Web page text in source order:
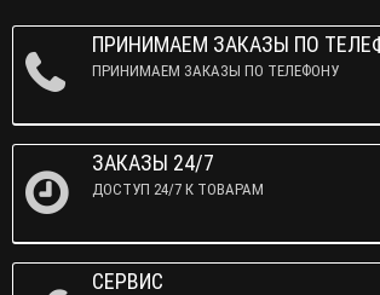
ПРИНИМАЕМ ЗАКАЗЫ ПО
ПРИНИМАЕМ ЗАКАЗЫ ПО ТЕЛЕФОНУ
ЗАКАЗЫ 24/7
ДОСТУП 24/7 К ТОВАРАМ
СЕРВИС